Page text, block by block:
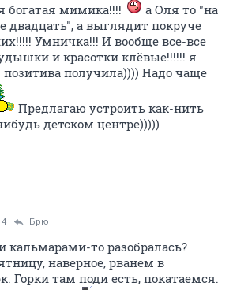
богатая мимика!!!!
а Оля то "на
двадцать", а выглядит покруче
Умничка!!! И вообще все-все
и красотки клёвые!!!!!! я
получила)))) Надо чаще
Предлагаю устроить как-нить
детском центре)))))
Брю
то разобралась?
наверное, рванем в
Горки там поди есть, покатаемся.